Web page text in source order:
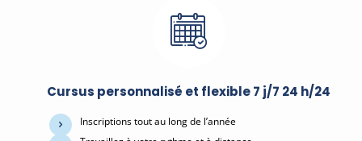
Cursus personnalisé et flexible 7 j/7 24 h/24
Inscriptions tout au long de l’année